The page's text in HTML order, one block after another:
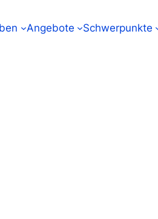
Angebote Schwerpunkte